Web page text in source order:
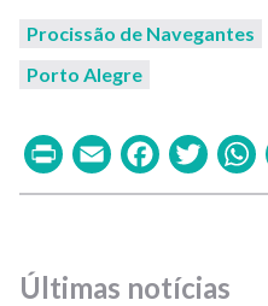
Procissão de Navegantes
Porto Alegre
PrintEmail
Últimas notícias